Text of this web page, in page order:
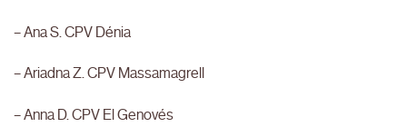
– Ana S. CPV Dénia
– Ariadna Z. CPV Massamagrell
– Anna D. CPV El Genovés